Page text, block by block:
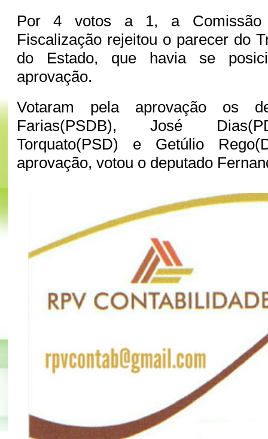
Por 4 votos a 1, a Comissão
Fiscalização rejeitou o parecer do
do Estado, que havia se
aprovação.
Votaram pela aprovação os
Farias(PSDB), José
Torquato(PSD) e Getúlio
aprovação, votou o deputado